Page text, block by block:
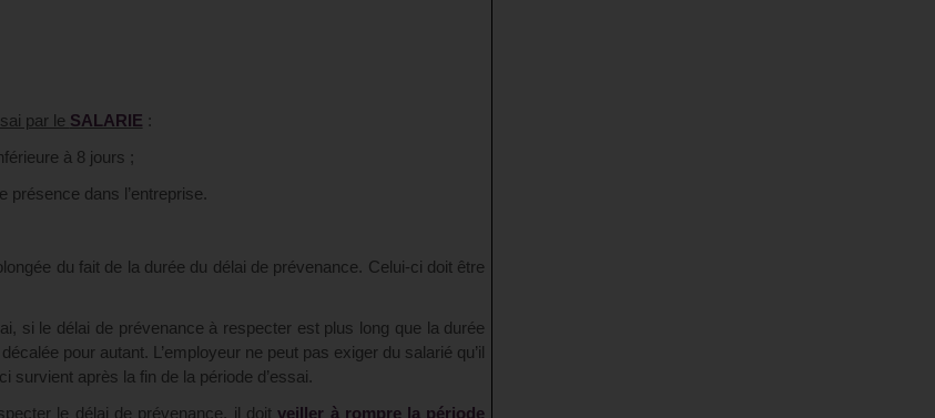
par le SALARIE :
à 8 jours ;
présence dans l’entreprise.
du fait de la durée du délai de prévenance. Celui-ci doit être
si le délai de prévenance à respecter est plus long que la durée
pour autant. L’employeur ne peut pas exiger du salarié qu’il
survient après la fin de la période d’essai.
le délai de prévenance, il doitveiller à rompre la période